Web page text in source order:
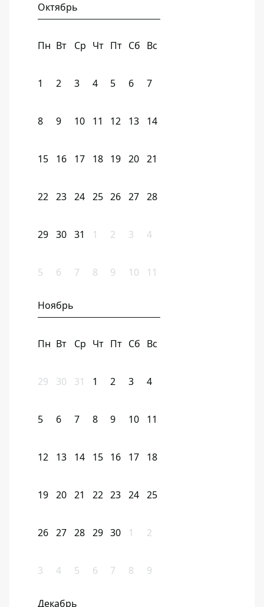
Октябрь
Пн Вт Ср Чт Пт Сб Вс
1 2 3 4 5 6 7
8 9 10 11 12 13 14
15 16 17 18 19 20 21
22 23 24 25 26 27 28
29 30 31 1 2 3 4
5 6 7 8 9 10 11
Ноябрь
Пн Вт Ср Чт Пт Сб Вс
29 30 31 1 2 3 4
5 6 7 8 9 10 11
12 13 14 15 16 17 18
19 20 21 22 23 24 25
26 27 28 29 30 1 2
3 4 5 6 7 8 9
Декабрь